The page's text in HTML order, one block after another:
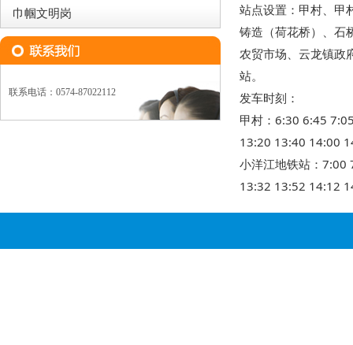
巾帼文明岗
联系电话：0574-87022112
站点设置：甲村、甲
铸造（荷花桥）、石
农贸市场、云龙镇政
站。
发车时刻：
甲村：6:30 6:45
13:20 13:40 14:00
小洋江地铁站：
13:32 13:52 14:12